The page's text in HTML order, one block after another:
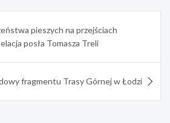
pieszych na przejściach
posła Tomasza Treli
fragmentu Trasy Górnej w Łodzi